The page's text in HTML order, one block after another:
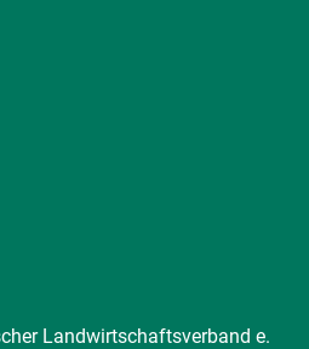
Landwirtschaftsverband e.